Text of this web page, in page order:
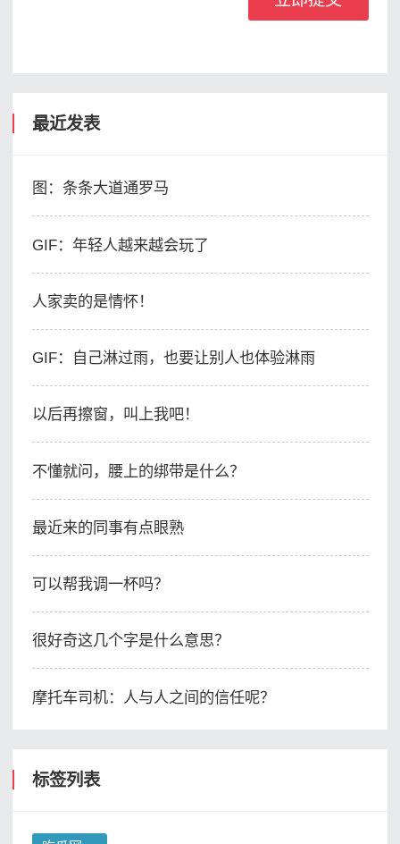
最近发表
图：条条大道通罗马
GIF：​年轻人越来越会玩了
人家卖的是情怀！
GIF：自己淋过雨，也要让别人也体验淋雨
以后再擦窗，叫上我吧！
不懂就问，腰上的绑带是什么？
最近来的同事有点眼熟
可以帮我调一杯吗？
很好奇这几个字是什么意思？
摩托车司机：人与人之间的信任呢？
标签列表